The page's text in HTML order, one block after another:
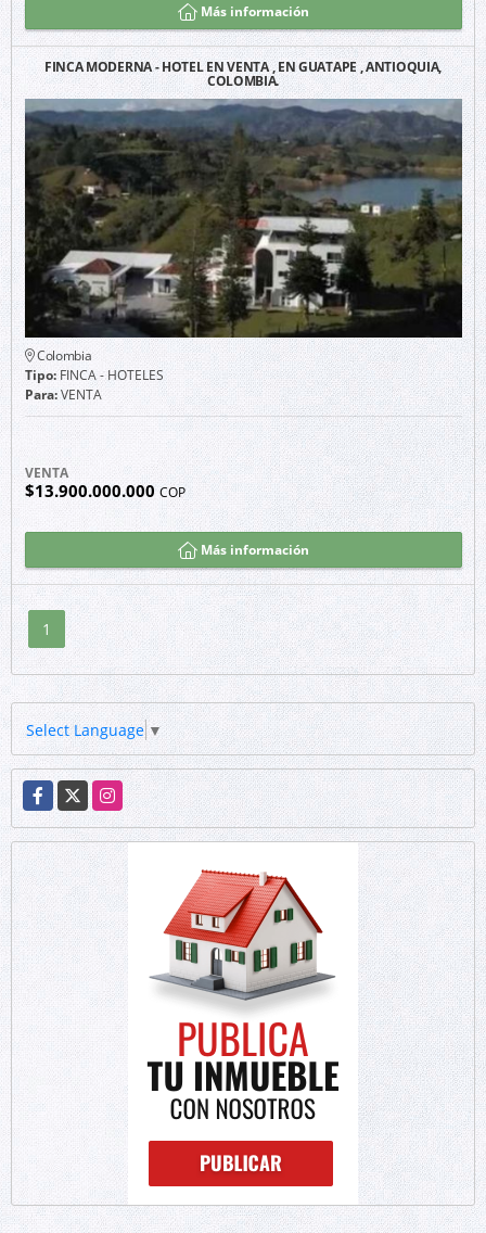
Más información
FINCA MODERNA - HOTEL EN VENTA , EN GUATAPE , ANTIOQUIA,
COLOMBIA.
Colombia
Tipo:FINCA - HOTELES
Para:VENTA
VENTA
$13.900.000.000 COP
Más información
1
Select Language ▼
Facebook
X Instagram